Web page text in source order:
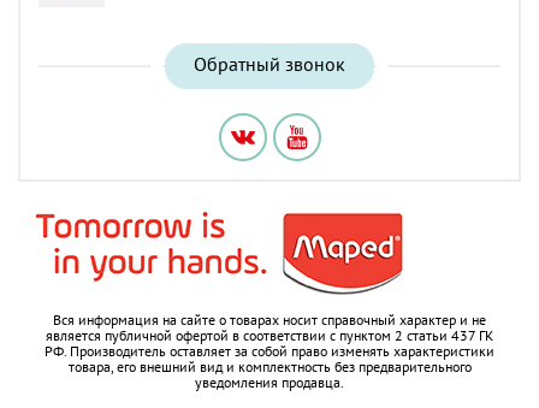
Обратный звонок
Вся информация на сайте о товарах носит справочный характер и не
является публичной офертой в соответствии с пунктом 2 статьи 437 ГК
РФ. Производитель оставляет за собой право изменять характеристики
товара, его внешний вид и комплектность без предварительного
уведомления продавца.